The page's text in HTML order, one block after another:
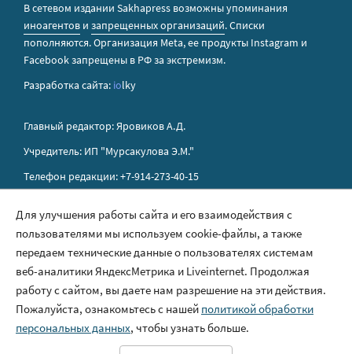
В сетевом издании Sakhapress возможны упоминания
иноагентов и запрещенных организаций. Списки
пополняются. Организация Metа, ее продукты Instagram и
Facebook запрещены в РФ за экстремизм.
Разработка сайта: iolky
Главный редактор: Яровиков А.Д.
Учредитель: ИП "Мурсакулова Э.М."
Телефон редакции: +7-914-273-40-15
Правила сайта
Политика обработки персональных данных
Размещение рекламы
Контакты
Для улучшения работы сайта и его взаимодействия с
пользователями мы используем cookie-файлы, а также
передаем технические данные о пользователях системам
веб-аналитики ЯндексМетрика и Liveinternet. Продолжая
работу с сайтом, вы даете нам разрешение на эти действия.
Пожалуйста, ознакомьтесь с нашей политикой обработки
персональных данных, чтобы узнать больше.